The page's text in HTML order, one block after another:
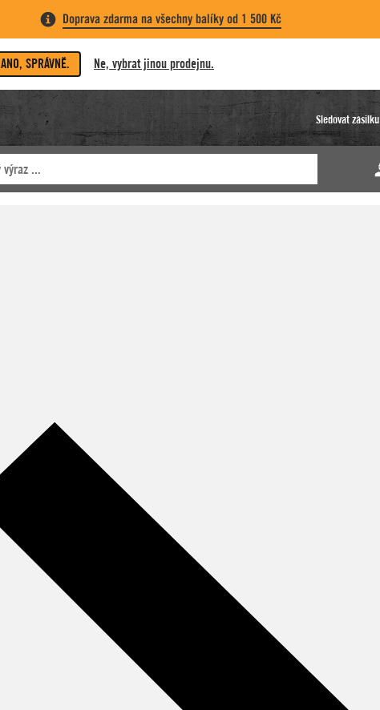
Doprava zdarma na všechny balíky od 1 500 Kč
ANO, SPRÁVNĚ. Ne, vybrat jinou prodejnu.
Sledovat zásilku